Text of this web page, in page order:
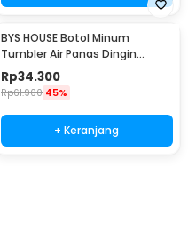
BYS HOUSE Botol Minum
Tumbler Air Panas Dingin
Stainless Steel 380ml - TY204
Rp34.300
Rp61.900 45%
+ Keranjang